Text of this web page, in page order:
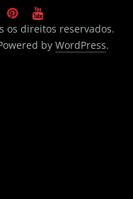
os direitos reservados.
by WordPress.